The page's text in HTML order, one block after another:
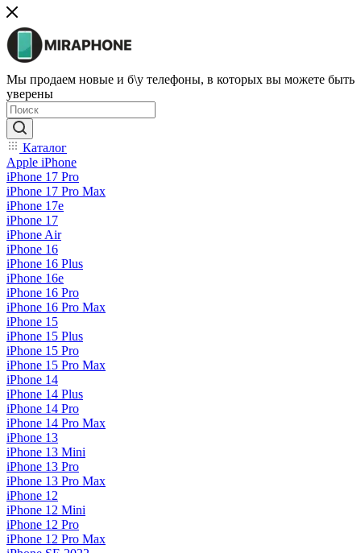
Мы продаем новые и б\у телефоны, в которых вы можете быть
уверены
Каталог
Apple iPhone
iPhone 17 Pro
iPhone 17 Pro Max
iPhone 17e
iPhone 17
iPhone Air
iPhone 16
iPhone 16 Plus
iPhone 16e
iPhone 16 Pro
iPhone 16 Pro Max
iPhone 15
iPhone 15 Plus
iPhone 15 Pro
iPhone 15 Pro Max
iPhone 14
iPhone 14 Plus
iPhone 14 Pro
iPhone 14 Pro Max
iPhone 13
iPhone 13 Mini
iPhone 13 Pro
iPhone 13 Pro Max
iPhone 12
iPhone 12 Mini
iPhone 12 Pro
iPhone 12 Pro Max